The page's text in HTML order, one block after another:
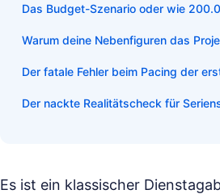
Das Budget-Szenario oder wie
Warum deine Nebenfiguren das
Der fatale Fehler beim Pacing der
Der nackte Realitätscheck für
Es ist ein klassischer